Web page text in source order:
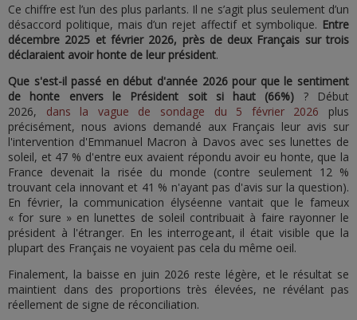
Ce chiffre est l’un des plus parlants. Il ne s’agit plus seulement d’un
désaccord politique, mais d’un rejet affectif et symbolique. Entre
décembre 2025 et février 2026, près de deux Français sur trois
déclaraient avoir honte de leur président.
Que s'est-il passé en début d'année 2026 pour que le sentiment
de honte envers le Président soit si haut (66%) ? Début
2026, dans la vague de sondage du 5 février 2026 plus
précisément, nous avions demandé aux Français leur avis sur
l'intervention d'Emmanuel Macron à Davos avec ses lunettes de
soleil, et 47 % d'entre eux avaient répondu avoir eu honte, que la
France devenait la risée du monde (contre seulement 12 %
trouvant cela innovant et 41 % n'ayant pas d'avis sur la question).
En février, la communication élyséenne vantait que le fameux
« for sure » en lunettes de soleil contribuait à faire rayonner le
président à l'étranger. En les interrogeant, il était visible que la
plupart des Français ne voyaient pas cela du même oeil.
Finalement, la baisse en juin 2026 reste légère, et le résultat se
maintient dans des proportions très élevées, ne révélant pas
réellement de signe de réconciliation.